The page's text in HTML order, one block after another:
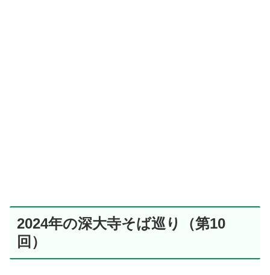
2024年の深大寺そば巡り（第10
回）